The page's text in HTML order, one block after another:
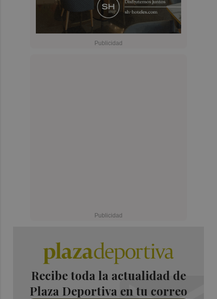
Recibe toda la actualidad de
Plaza Deportiva en tu correo